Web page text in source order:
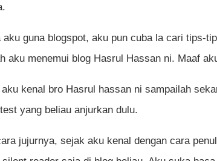
aku guna blogspot, aku pun cuba la cari tips-
aku menemui blog Hasrul Hassan ni. Maaf
aku kenal bro Hasrul hassan ni sampailah
yang beliau anjurkan dulu.
jujurnya, sejak aku kenal dengan cara